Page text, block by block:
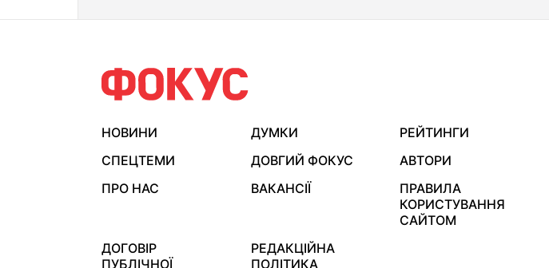
НОВИНИ ДУМКИ
РЕЙТИНГИ
СПЕЦТЕМИ
ДОВГИЙ ФОКУС
АВТОРИ
ПРО НАС
ВАКАНСІЇ
ПРАВИЛА
КОРИСТУВАННЯ
САЙТОМ
ДОГОВІР
ПУБЛІЧНОЇ
РЕДАКЦІЙНА
ПОЛІТИКА